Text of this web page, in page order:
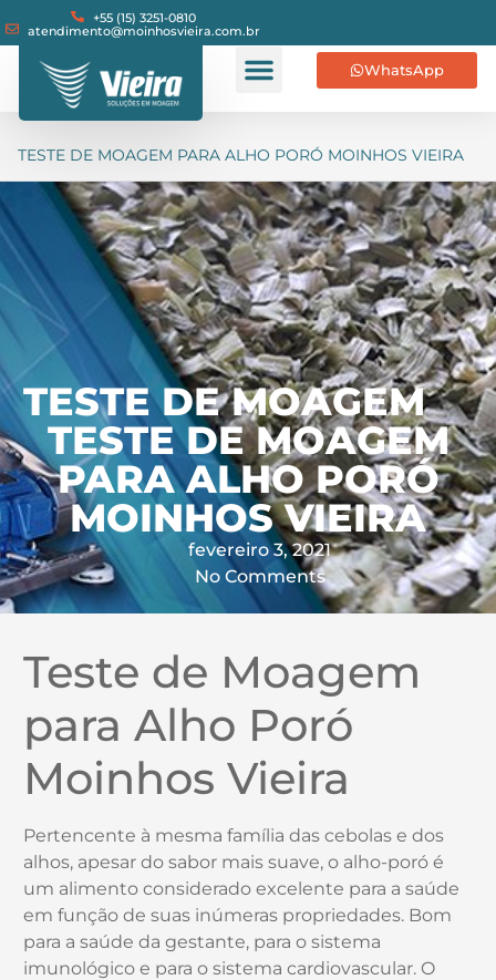
+55 (15) 3251-0810
atendimento@moinhosvieira.com.br
WhatsApp
TESTE DE MOAGEM PARA ALHO PORÓ MOINHOS VIEIRA
TESTE DE MOAGEM
TESTE DE MOAGEM
PARA ALHO PORÓ
MOINHOS VIEIRA
fevereiro 3, 2021
No Comments
Teste de Moagem
para Alho Poró
Moinhos Vieira
Pertencente à mesma família das cebolas e dos
alhos, apesar do sabor mais suave, o alho-poró é
um alimento considerado excelente para a saúde
em função de suas inúmeras propriedades. Bom
para a saúde da gestante, para o sistema
imunológico e para o sistema cardiovascular. O